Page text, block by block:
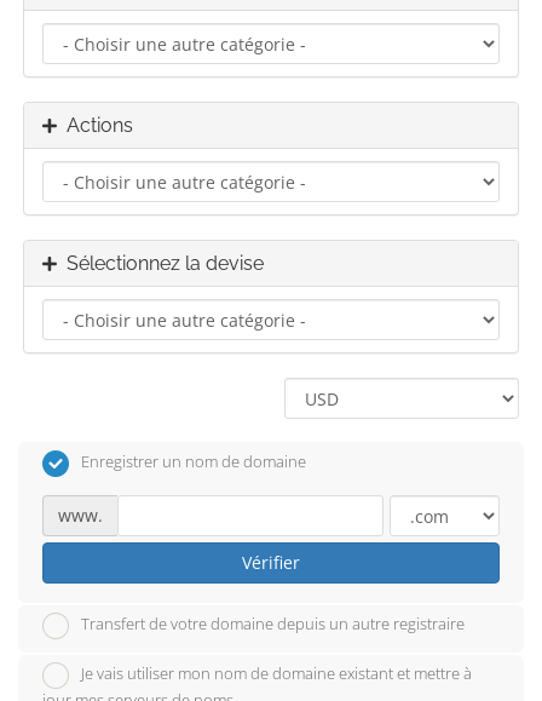
Actions
Sélectionnez la devise
Enregistrer un nom de domaine
www.
Vérifier
Transfert de votre domaine depuis un autre registraire
Je vais utiliser mon nom de domaine existant et mettre à